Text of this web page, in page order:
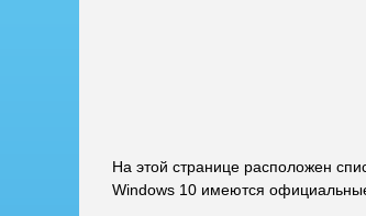
На этой странице расположен
Windows 10 имеются